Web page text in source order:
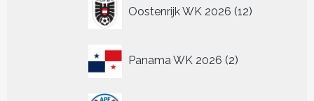
Oostenrijk WK 2026 12
producten
Panama WK 2026 2
producten